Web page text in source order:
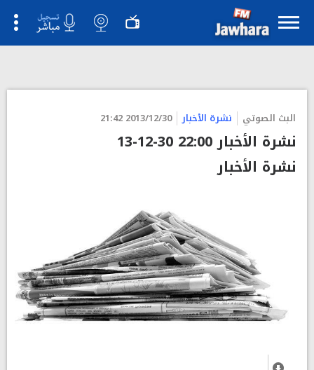
البث الصوتي نشرة الأخبار 2013/12/30 21:42
نشرة الأخبار 22:00 30-12-13
نشرة الأخبار